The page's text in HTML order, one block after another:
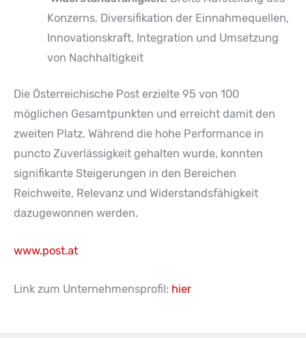
Konzerns, Diversifikation der Einnahmequellen,
Innovationskraft, Integration und Umsetzung
von Nachhaltigkeit
Die Österreichische Post erzielte 95 von 100
möglichen Gesamtpunkten und erreicht damit den
zweiten Platz. Während die hohe Performance in
puncto Zuverlässigkeit gehalten wurde, konnten
signifikante Steigerungen in den Bereichen
Reichweite, Relevanz und Widerstandsfähigkeit
dazugewonnen werden.
www.post.at
Link zum Unternehmensprofil: hier